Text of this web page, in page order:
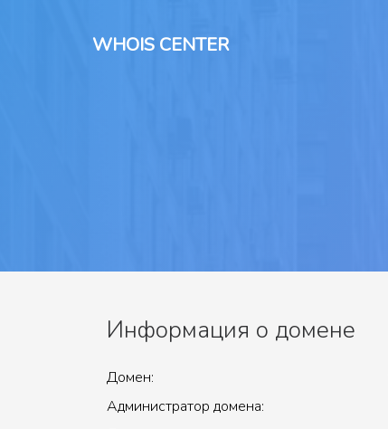
WHOIS CENTER
Информация о домене
Домен:
Администратор домена: